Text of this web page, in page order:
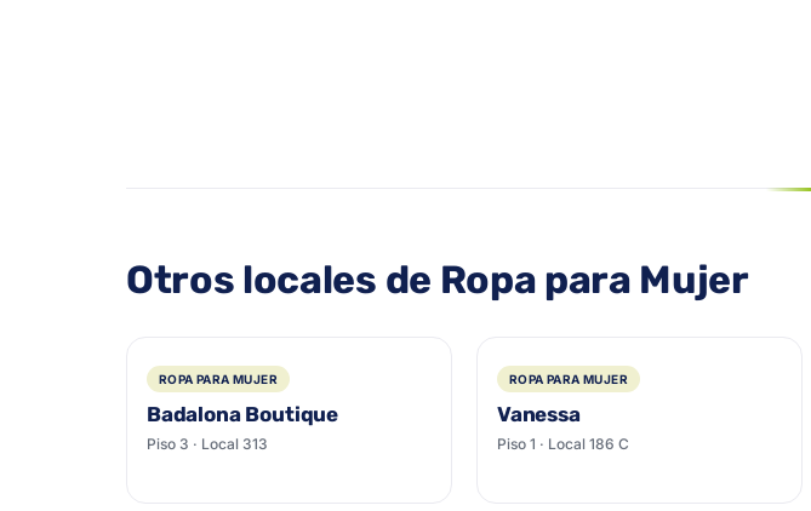
Otros locales de Ropa para Mujer
ROPA PARA MUJER
Badalona Boutique
Piso 3 · Local 313
ROPA PARA MUJER
Vanessa
Piso 1 · Local 186 C